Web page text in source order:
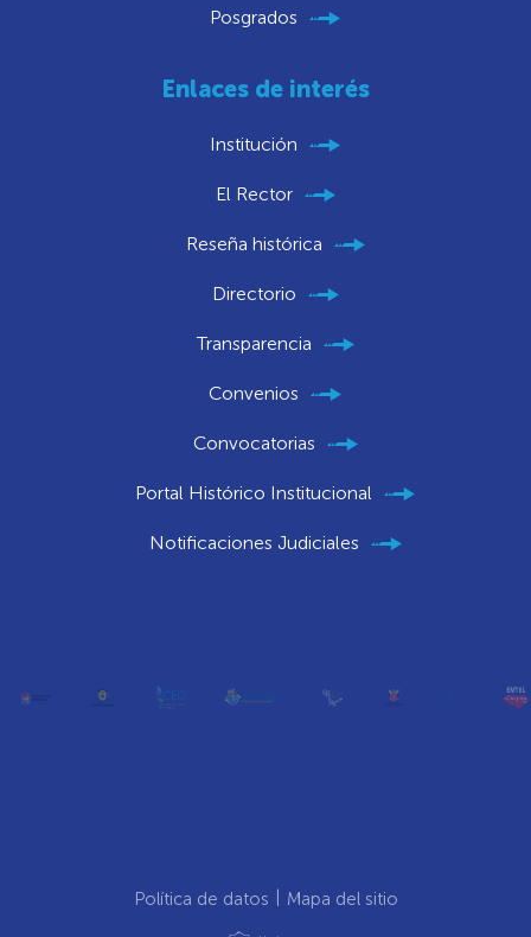
Posgrados
Enlaces de interés
Institución
El Rector
Reseña histórica
Directorio
Transparencia
Convenios
Convocatorias
Portal Histórico Institucional
Notificaciones Judiciales
Política de datos Mapa del sitio